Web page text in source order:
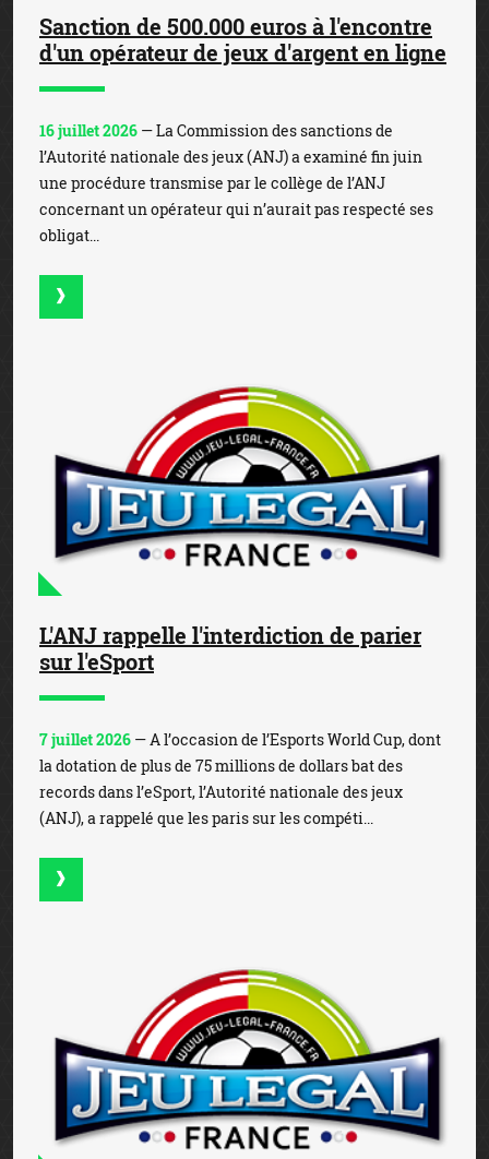
Sanction de 500.000 euros à l'encontre
d'un opérateur de jeux d'argent en ligne
16 juillet 2026 — La Commission des sanctions de
l’Autorité nationale des jeux (ANJ) a examiné fin juin
une procédure transmise par le collège de l’ANJ
concernant un opérateur qui n’aurait pas respecté ses
obligat...
L'ANJ rappelle l'interdiction de parier
sur l'eSport
7 juillet 2026 — A l’occasion de l’Esports World Cup, dont
la dotation de plus de 75 millions de dollars bat des
records dans l’eSport, l’Autorité nationale des jeux
(ANJ), a rappelé que les paris sur les compéti...